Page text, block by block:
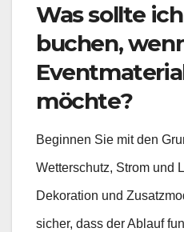
Was sollte
buchen,
möchte?
Beginnen Sie mit den
Wetterschutz, Strom und
Dekoration und
sicher, dass der Ablauf